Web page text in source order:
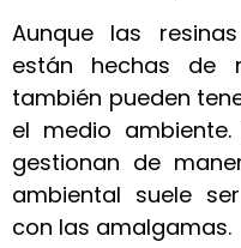
Aunque las
están hechas de
también pueden
el medio
gestionan de
ambiental suele
con las amalgamas.